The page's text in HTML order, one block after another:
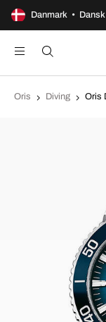
Danmark • Dansk
100 dages åbent køb
Oris Diving